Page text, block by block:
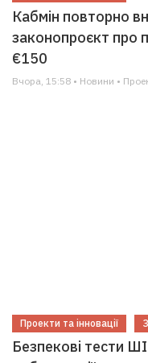
Кабмін повторно
законопроєкт про
€150
Вчора, 15:58 • Новини •
Проекти та інновації
Безпекові тести